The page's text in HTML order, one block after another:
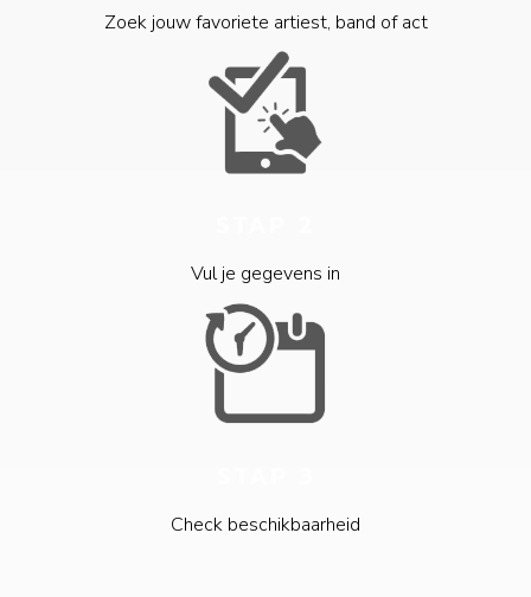
Zoek jouw favoriete artiest, band of act
Vul je gegevens in
Check beschikbaarheid